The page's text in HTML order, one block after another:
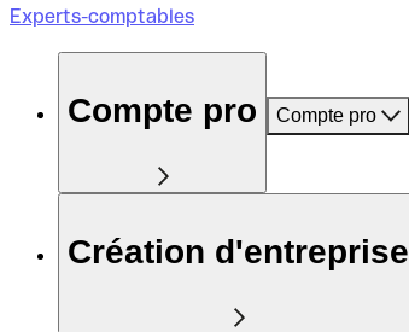
Experts-comptables
Compte pro Compte pro
Création d'entreprise